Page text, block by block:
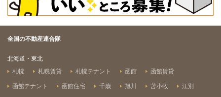
全国の不動産連合隊
北海道・東北
札幌
札幌賃貸 札幌テナント 函館 函館賃貸
函館テナント 函館住宅 千歳 旭川 苫小牧 江別